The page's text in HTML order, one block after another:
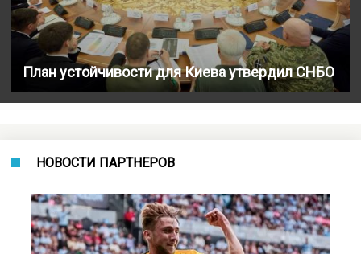
План устойчивости для Киева утвердил СНБО
НОВОСТИ ПАРТНЕРОВ